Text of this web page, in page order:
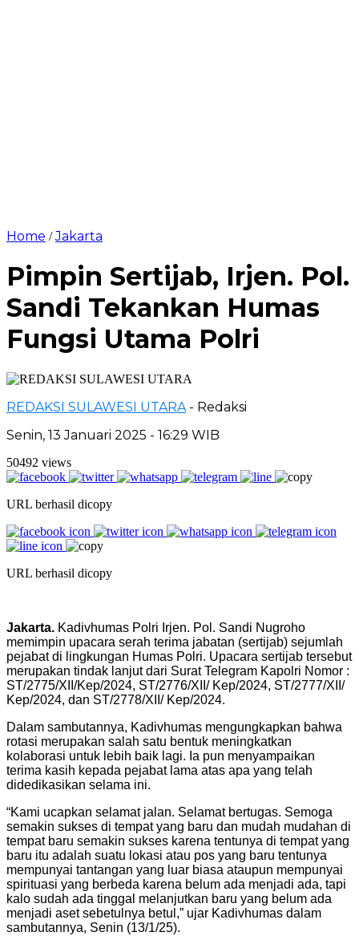
Home /Jakarta
Pimpin Sertijab, Irjen. Pol.
Sandi Tekankan Humas
Fungsi Utama Polri
REDAKSI SULAWESI UTARA - Redaksi
Senin, 13 Januari 2025 - 16:29 WIB
50492 views
URL berhasil dicopy
URL berhasil dicopy
Jakarta. Kadivhumas Polri Irjen. Pol. Sandi Nugroho
memimpin upacara serah terima jabatan (sertijab) sejumlah
pejabat di lingkungan Humas Polri. Upacara sertijab tersebut
merupakan tindak lanjut dari Surat Telegram Kapolri Nomor :
ST/2775/XII/Kep/2024, ST/2776/XII/ Kep/2024, ST/2777/XII/
Kep/2024, dan ST/2778/XII/ Kep/2024.
Dalam sambutannya, Kadivhumas mengungkapkan bahwa
rotasi merupakan salah satu bentuk meningkatkan
kolaborasi untuk lebih baik lagi. Ia pun menyampaikan
terima kasih kepada pejabat lama atas apa yang telah
didedikasikan selama ini.
“Kami ucapkan selamat jalan. Selamat bertugas. Semoga
semakin sukses di tempat yang baru dan mudah mudahan di
tempat baru semakin sukses karena tentunya di tempat yang
baru itu adalah suatu lokasi atau pos yang baru tentunya
mempunyai tantangan yang luar biasa ataupun mempunyai
spirituasi yang berbeda karena belum ada menjadi ada, tapi
kalo sudah ada tinggal melanjutkan baru yang belum ada
menjadi aset sebetulnya betul,” ujar Kadivhumas dalam
sambutannya, Senin (13/1/25).